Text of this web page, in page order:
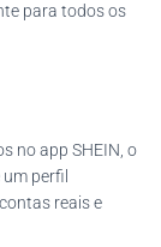
para todos os
no app SHEIN, o
um perfil
reais e